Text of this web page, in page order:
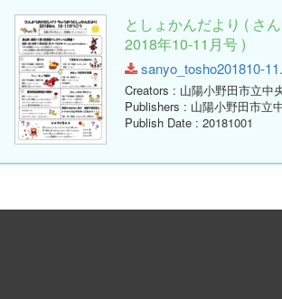
としょかんだより ( さ
2018年10-11月号 )
sanyo_tosho201810-
Creators : 山陽小野田市立中
Publishers : 山陽小野田市立
Publish Date : 20181001